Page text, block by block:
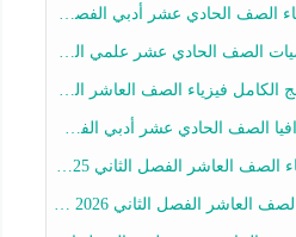
عشر أدبي الفصل الثاني 2025-2026
الحادي عشر علمي الفصل الثاني 2025-2026
الصف العاشر الفصل الثاني 2025-2026
عشر أدبي الفصل الثاني 2025-2026
العاشر الفصل الثاني 2025-2026
الفصل الثاني 2026 أ هيثم الليثي